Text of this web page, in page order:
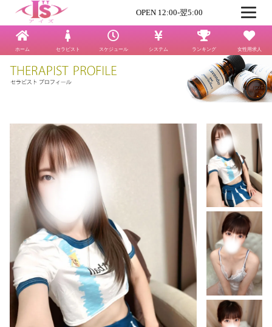
OPEN 12:00-翌5:00
ホーム セラピスト スケジュール システム ランキング 女性用求人